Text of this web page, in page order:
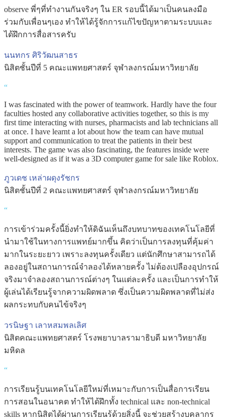
observe พี่ๆที่ทำงานกันจริงๆ ใน ER รอบนี้ได้มาเป็นคนลงมือ
ร่วมกับเพื่อนๆเอง ทำให้ได้รู้จักการแก้ไขปัญหาตามระบบและ
ได้ฝึกการสื่อสารครับ
นนทกร ศิริวัฒนสาธร
นิสิตชั้นปีที่ 5 คณะแพทยศาสตร์ จุฬาลงกรณ์มหาวิทยาลัย
“
I was fascinated with the power of teamwork. Hardly have the four
faculties hosted any collaborative activities together, so this is my
first time interacting with nurses, pharmacists and lab technicians all
at once. I have learnt a lot about how the team can have mutual
support and communication to treat the patients in their best
interests. The game was also fascinating, the features inside were
well-designed as if it was a 3D computer game for sale like Roblox.
ภูวเดช เหล่าผดุงรัชกร
นิสิตชั้นปีที่ 2 คณะแพทยศาสตร์ จุฬาลงกรณ์มหาวิทยาลัย
“
การเข้าร่วมครั้งนี้ยิ่งทำให้ดิฉันเห็นถึงบทบาทของเทคโนโลยีที่
นำมาใช้ในทางการแพทย์มากขึ้น คิดว่าเป็นการลงทุนที่คุ้มค่า
มากในระยะยาว เพราะลงทุนครั้งเดียว แต่นักศึกษาสามารถได้
ลองอยู่ในสถานการณ์จำลองได้หลายครั้ง ไม่ต้องเปลืองอุปกรณ์
จริงมาจำลองสถานการณ์ต่างๆ ในแต่ละครั้ง และเป็นการทำให้
ผู้เล่นได้เรียนรู้จากความผิดพลาด ซึ่งเป็นความผิดพลาดที่ไม่ส่ง
ผลกระทบกับคนไข้จริงๆ
วรนิษฐา เลาหสมพลเลิศ
นิสิตคณะแพทยศาสตร์ โรงพยาบาลรามาธิบดี มหาวิทยาลัย
มหิดล
“
การเรียนรู้บนเทคโนโลยีใหม่ที่เหมาะกับการเป็นสื่อการเรียน
การสอนในอนาคต ทำให้ได้ฝึกทั้ง technical และ non-technical
skills หากนิสิตได้ผ่านการเรียนรู้ด้วยสิ่งนี้ จะช่วยสร้างบุคลากร